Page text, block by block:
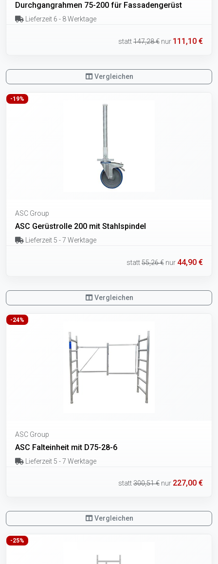
Durchgangrahmen 75-200 für Fassadengerüst
Lieferzeit 6 - 8 Werktage
statt147,28 € nur 111,10 €
Vergleichen
-19%
ASC Group
ASC Gerüstrolle 200 mit Stahlspindel
Lieferzeit 5 - 7 Werktage
statt55,26 € nur 44,90 €
Vergleichen
-24%
ASC Group
ASC Falteinheit mit D75-28-6
Lieferzeit 5 - 7 Werktage
statt300,51 € nur 227,00 €
Vergleichen
-25%